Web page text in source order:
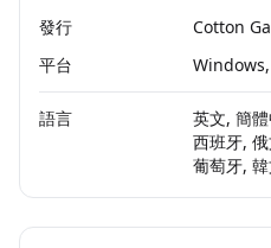
發行
Cotton
平台
語言
英文, 簡
西班牙,
葡萄牙,